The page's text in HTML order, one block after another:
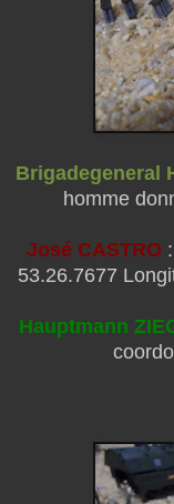
Brigadegeneral
homme
José CASTRO
53.26.7677
Hauptmann